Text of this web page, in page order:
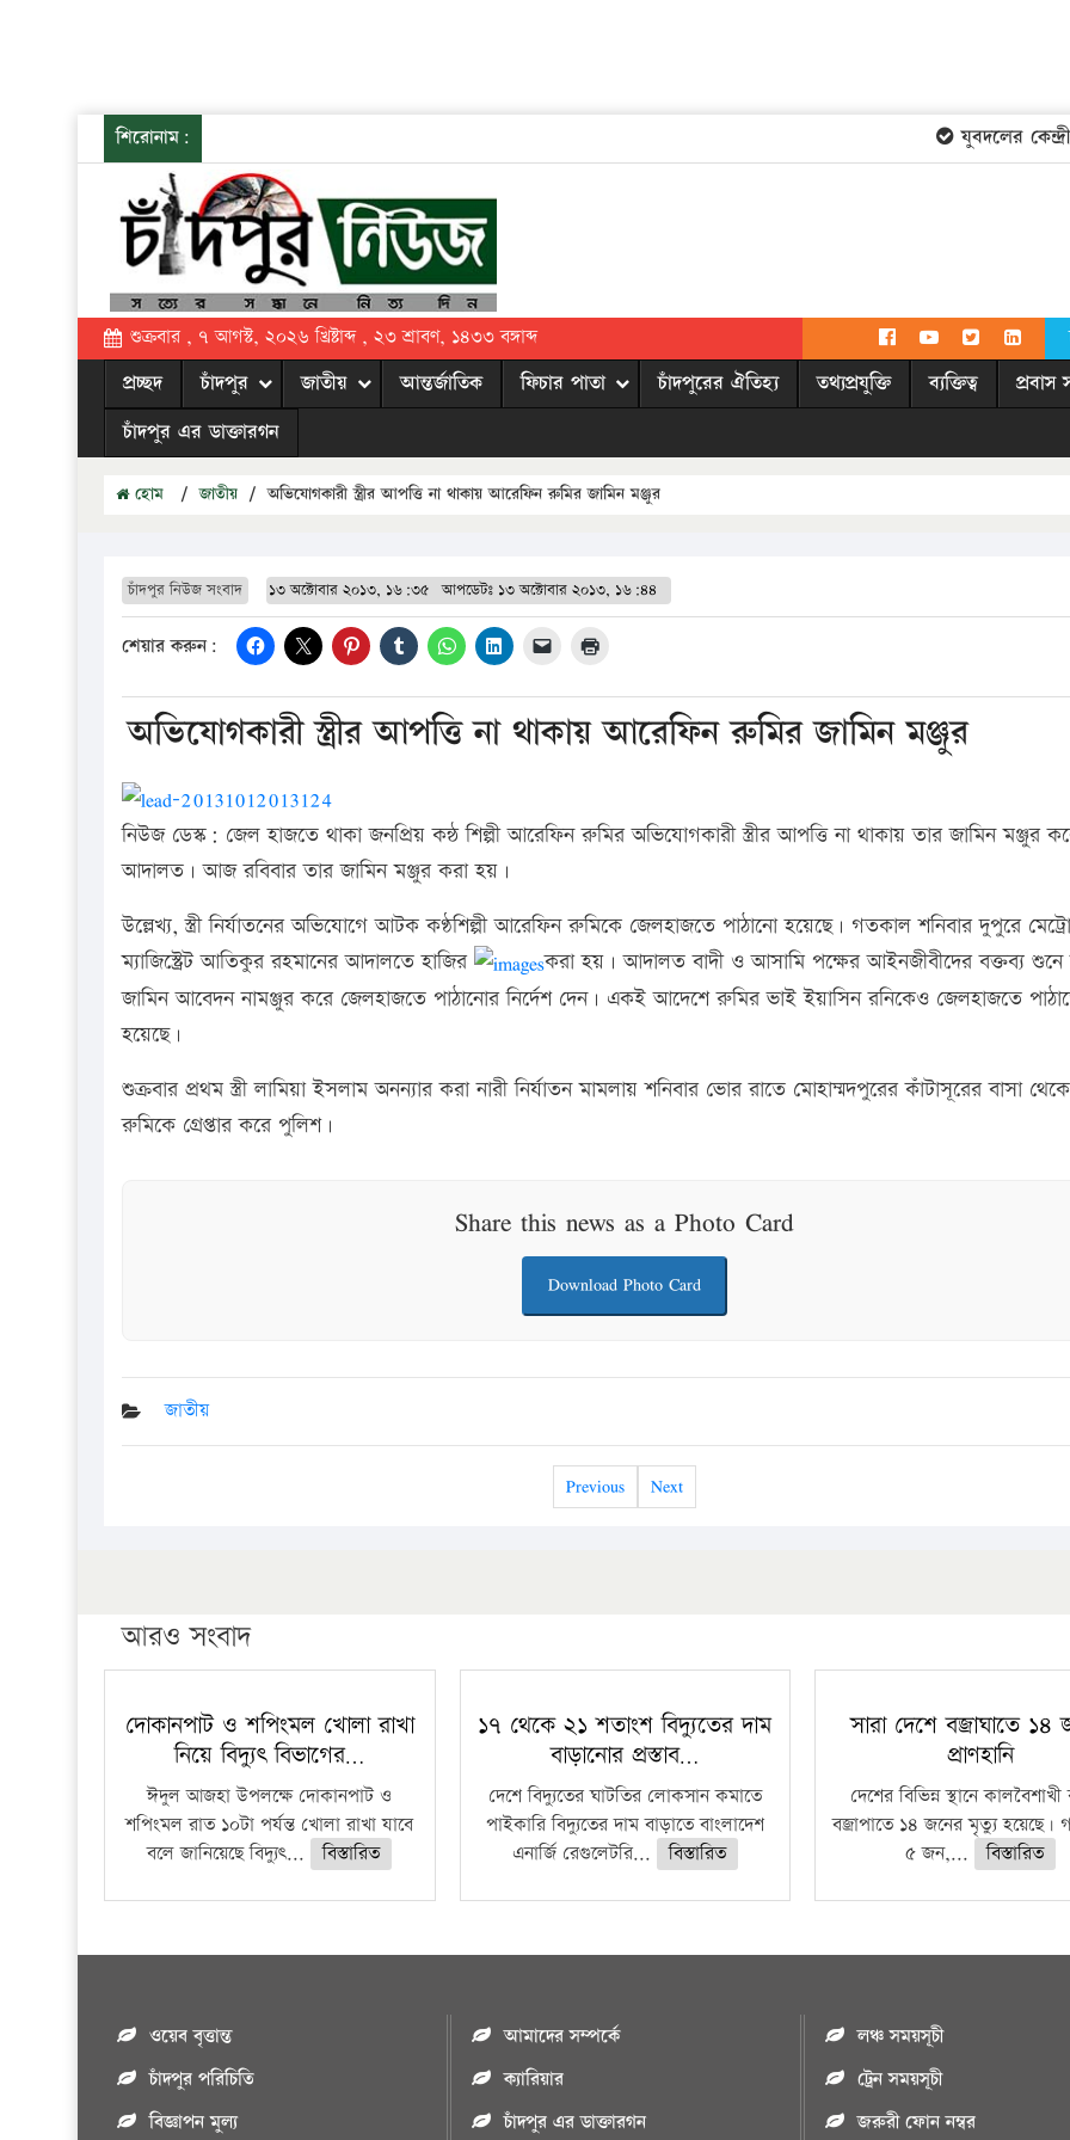
শিরোনাম: যুবদলের কেন্দ্রীয়
শুক্রবার , ৭ আগস্ট, ২০২৬ খ্রিষ্টাব্দ , ২৩ শ্রাবণ, ১৪৩৩ বঙ্গাব্দ
প্রচ্ছদ চাঁদপুর জাতীয় আন্তর্জাতিক ফিচার পাতা চাঁদপুরের ঐতিহ্য তথ্যপ্রযুক্তি ব্যক্তিত্ব প্রবাস
চাঁদপুর এর ডাক্তারগন
হোম / জাতীয় / অভিযোগকারী স্ত্রীর আপত্তি না থাকায় আরেফিন রুমির জামিন মঞ্জুর
চাঁদপুর নিউজ সংবাদ ১৩ অক্টোবার ২০১৩, ১৬:৩৫ আপডেটঃ ১৩ অক্টোবার ২০১৩, ১৬:৪৪
শেয়ার করুন:
অভিযোগকারী স্ত্রীর আপত্তি না থাকায় আরেফিন রুমির জামিন মঞ্জুর
নিউজ ডেস্ক: জেল হাজতে থাকা জনপ্রিয় কন্ঠ শিল্পী আরেফিন রুমির অভিযোগকারী স্ত্রীর আপত্তি না থাকায় তার জামিন মঞ্জুর
আদালত। আজ রবিবার তার জামিন মঞ্জুর করা হয়।
উল্লেখ্য, স্ত্রী নির্যাতনের অভিযোগে আটক কণ্ঠশিল্পী আরেফিন রুমিকে জেলহাজতে পাঠানো হয়েছে। গতকাল শনিবার দুপুরে
ম্যাজিস্ট্রেট আতিকুর রহমানের আদালতে হাজির
করা হয়। আদালত বাদী ও আসামি পক্ষের আইনজীবীদের বক্তব্য
জামিন আবেদন নামঞ্জুর করে জেলহাজতে পাঠানোর নির্দেশ দেন। একই আদেশে রুমির ভাই ইয়াসিন রনিকেও জেলহাজতে
হয়েছে।
শুক্রবার প্রথম স্ত্রী লামিয়া ইসলাম অনন্যার করা নারী নির্যাতন মামলায় শনিবার ভোর রাতে মোহাম্মদপুরের কাঁটাসূরের বাসা থেকে
রুমিকে গ্রেপ্তার করে পুলিশ।
Share this news as a Photo Card
Download Photo Card
জাতীয়
Previous Next
আরও সংবাদ
দোকানপাট ও শপিংমল খোলা রাখা
নিয়ে বিদ্যুৎ বিভাগের…
ঈদুল আজহা উপলক্ষে দোকানপাট ও
শপিংমল রাত ১০টা পর্যন্ত খোলা রাখা যাবে
বলে জানিয়েছে বিদ্যুৎ...
বিস্তারিত
১৭ থেকে ২১ শতাংশ বিদ্যুতের দাম
বাড়ানোর প্রস্তাব…
দেশে বিদ্যুতের ঘাটতির লোকসান কমাতে
পাইকারি বিদ্যুতের দাম বাড়াতে বাংলাদেশ
এনার্জি রেগুলেটরি...
বিস্তারিত
সারা দেশে বজ্রাঘাতে ১৪
প্রাণহানি
দেশের বিভিন্ন স্থানে
বজ্রাপাতে ১৪ জনের মৃত্যু হয়েছে।
৫ জন,...
বিস্তারিত
ওয়েব বৃত্তান্ত
চাঁদপুর পরিচিতি
বিজ্ঞাপন মুল্য
আমাদের সম্পর্কে
ক্যারিয়ার
চাঁদপুর এর ডাক্তারগন
লঞ্চ সময়সূচী
ট্রেন সময়সূচী
জরুরী ফোন নম্বর